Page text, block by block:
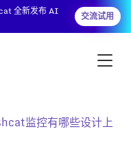
全新发布 AI
交流试用
监控有哪些设计上